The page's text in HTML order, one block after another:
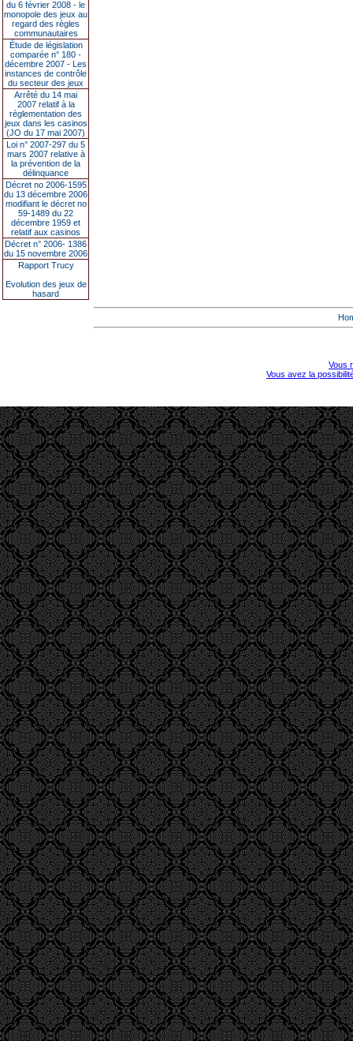
du 6 février 2008 - le
monopole des jeux au
regard des règles
communautaires
Étude de législation
comparée n° 180 -
décembre 2007 - Les
instances de contrôle
du secteur des jeux
Arrêté du 14 mai
2007 relatif à la
réglementation des
jeux dans les casinos
(JO du 17 mai 2007)
Loi n° 2007-297 du 5
mars 2007 relative à
la prévention de la
délinquance
Décret no 2006-1595
du 13 décembre 2006
modifiant le décret no
59-1489 du 22
décembre 1959 et
relatif aux casinos
Décret n° 2006- 1386
du 15 novembre 2006
Rapport Trucy
Evolution des jeux de
hasard
Vous
Vous avez la